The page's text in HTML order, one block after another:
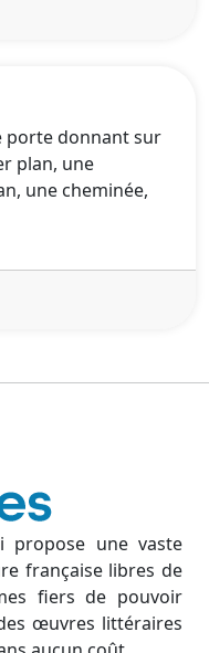
porte donnant sur
plan, une
une cheminée,
propose une vaste
française libres de
fiers de pouvoir
œuvres littéraires